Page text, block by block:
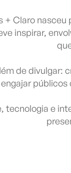
+ Claro
inspirar,
de divulgar:
e